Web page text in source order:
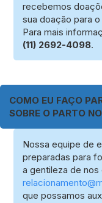
recebemos
sua doação para
Para mais
(11) 2692-4098.
COMO EU FAÇO
SOBRE O PARTO
Nossa equipe de
preparadas para
a gentileza de nos
que possamos